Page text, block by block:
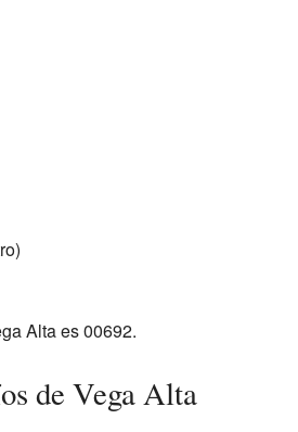
Alta es 00692.
de Vega Alta